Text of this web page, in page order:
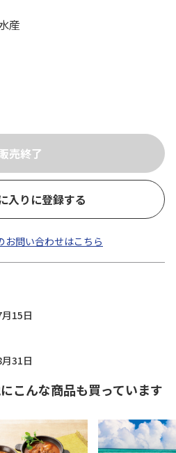
産
入りに登録する
お問い合わせはこちら
15日
31日
こんな商品も買っています